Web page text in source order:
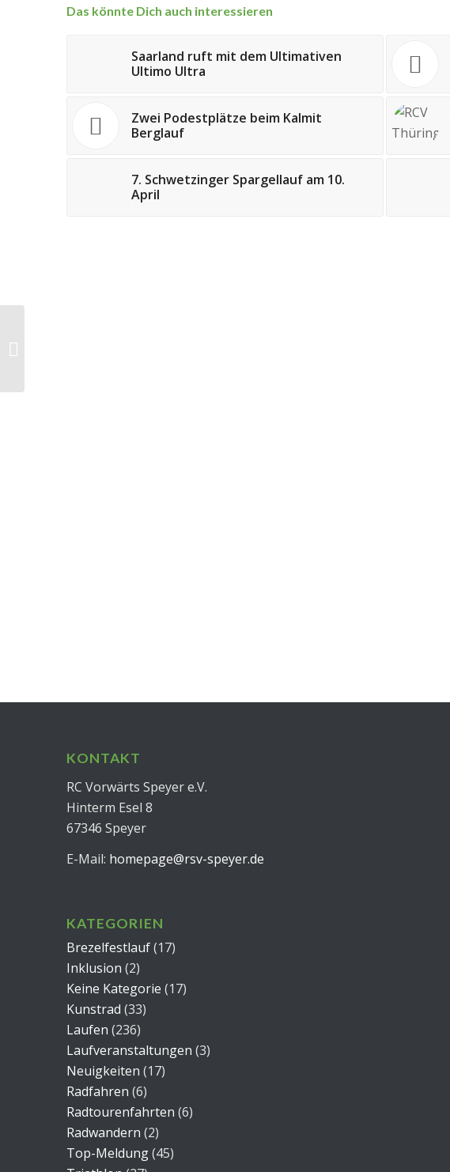
Das könnte Dich auch interessieren
Saarland ruft mit dem Ultimativen
Ultimo Ultra
Zwei Podestplätze beim Kalmit
Berglauf
7. Schwetzinger Spargellauf am 10.
April
KONTAKT
RC Vorwärts Speyer e.V.
Hinterm Esel 8
67346 Speyer
E-Mail: homepage@rsv-speyer.de
KATEGORIEN
Brezelfestlauf(17)
Inklusion (2)
Keine Kategorie (17)
Kunstrad (33)
Laufen (236)
Laufveranstaltungen (3)
Neuigkeiten (17)
Radfahren (6)
Radtourenfahrten (6)
Radwandern (2)
Top-Meldung(45)